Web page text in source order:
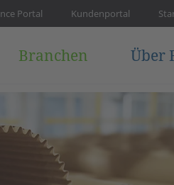
Portal Kundenportal
Branchen Über